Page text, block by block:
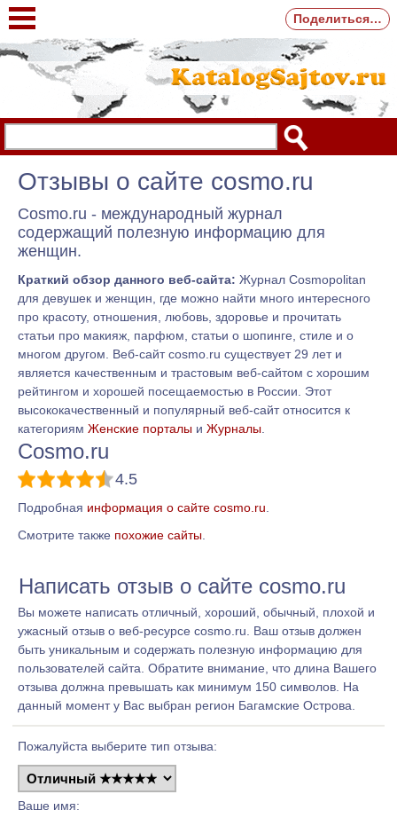
Отзывы о сайте cosmo.ru
Cosmo.ru - международный журнал
содержащий полезную информацию для
женщин.
Краткий обзор данного веб-сайта: Журнал Cosmopolitan
для девушек и женщин, где можно найти много интересного
про красоту, отношения, любовь, здоровье и прочитать
статьи про макияж, парфюм, статьи о шопинге, стиле и о
многом другом. Веб-сайт cosmo.ru существует 29 лет и
является качественным и трастовым веб-сайтом с хорошим
рейтингом и хорошей посещаемостью в России. Этот
высококачественный и популярный веб-сайт относится к
категориям Женские порталы и Журналы
Cosmo.ru
4.5
Подробная информация о сайте cosmo.ru
Смотрите также похожие сайты.
Написать отзыв о сайте cosmo.ru
Вы можете написать отличный, хороший, обычный, плохой и
ужасный отзыв о веб-ресурсе cosmo.ru. Ваш отзыв должен
быть уникальным и содержать полезную информацию для
пользователей сайта. Обратите внимание, что длина Вашего
отзыва должна превышать как минимум 150 символов. На
данный момент у Вас выбран регион Багамские Острова.
Пожалуйста выберите тип отзыва:
Ваше имя:
Поделиться…